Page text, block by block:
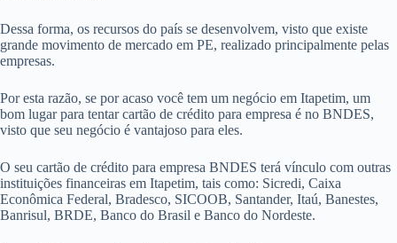
Dessa forma, os recursos do país se desenvolvem, visto que existe
grande movimento de mercado em PE, realizado principalmente pelas
empresas.
Por esta razão, se por acaso você tem um negócio em Itapetim, um
bom lugar para tentar cartão de crédito para empresa é no BNDES,
visto que seu negócio é vantajoso para eles.
O seu cartão de crédito para empresa BNDES terá vínculo com outras
instituições financeiras em Itapetim, tais como: Sicredi, Caixa
Econômica Federal, Bradesco, SICOOB, Santander, Itaú, Banestes,
Banrisul, BRDE, Banco do Brasil e Banco do Nordeste.